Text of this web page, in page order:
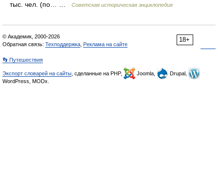
тыс. чел. (по… …
Советская историческая энциклопедия
18+
© Академик, 2000-2026
Обратная связь: Техподдержка, Реклама на сайте
👣 Путешествия
Экспорт словарей на сайты, сделанные на PHP, Joomla,
Drupal,
WordPress, MODx.